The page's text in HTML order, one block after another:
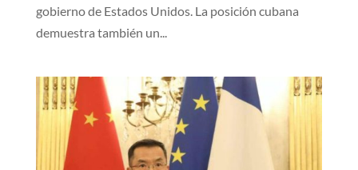
gobierno de Estados Unidos. La posición cubana
demuestra también un...